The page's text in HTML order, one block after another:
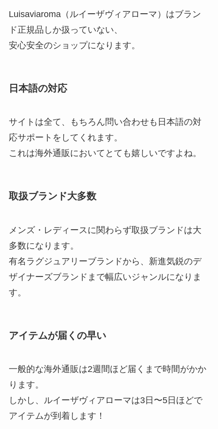
Luisaviaroma（ルイーザヴィアローマ）はブラン
ド正規品しか扱っていない、
安心安全のショップになります。
日本語の対応
サイトは全て、もちろん問い合わせも日本語の対
応サポートをしてくれます。
これは海外通販においてとても嬉しいですよね。
取扱ブランド大多数
メンズ・レディースに関わらず取扱ブランドは大
多数になります。
有名ラグジュアリーブランドから、新進気鋭のデ
ザイナーズブランドまで幅広いジャンルになりま
す。
アイテムが届くの早い
一般的な海外通販は2週間ほど届くまで時間がかか
ります。
しかし、ルイーザヴィアローマは3日〜5日ほどで
アイテムが到着します！